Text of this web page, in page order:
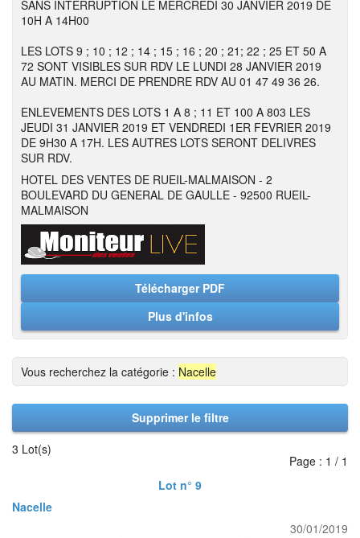
SANS INTERRUPTION LE MERCREDI 30 JANVIER 2019 DE
10H A 14H00
LES LOTS 9 ; 10 ; 12 ; 14 ; 15 ; 16 ; 20 ; 21; 22 ; 25 ET 50 A
72 SONT VISIBLES SUR RDV LE LUNDI 28 JANVIER 2019
AU MATIN. MERCI DE PRENDRE RDV AU 01 47 49 36 26.
ENLEVEMENTS DES LOTS 1 A 8 ; 11 ET 100 A 803 LES
JEUDI 31 JANVIER 2019 ET VENDREDI 1ER FEVRIER 2019
DE 9H30 A 17H. LES AUTRES LOTS SERONT DELIVRES
SUR RDV.
HOTEL DES VENTES DE RUEIL-MALMAISON - 2
BOULEVARD DU GENERAL DE GAULLE - 92500 RUEIL-
MALMAISON
Télécharger PDF
Plus d'infos
Vous recherchez la catégorie : Nacelle
Supprimer le filtre
3 Lot(s)
Page : 1 / 1
Lot n° 9
Nacelle
30/01/2019